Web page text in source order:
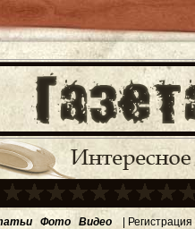
Фото Видео | Регистрация